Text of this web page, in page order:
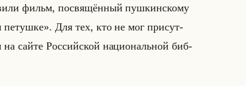
фильм, по­свя­щён­ный пуш­кин­ско­му
петушке». Для тех, кто не мог при­сут­
на сайте Рос­сийской на­ци­ональной биб­